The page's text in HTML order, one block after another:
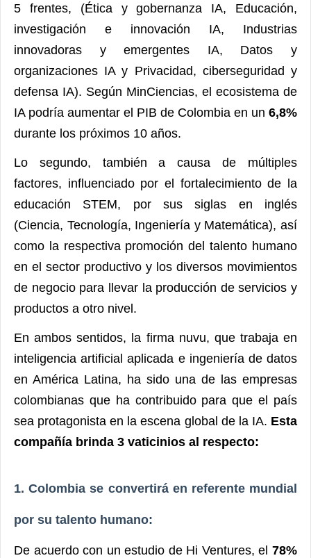
5 frentes, (Ética y gobernanza IA, Educación,
investigación e innovación IA, Industrias
innovadoras y emergentes IA, Datos y
organizaciones IA y Privacidad, ciberseguridad y
defensa IA). Según MinCiencias, el ecosistema de
IA podría aumentar el PIB de Colombia en un 6,8%
durante los próximos 10 años.
Lo segundo, también a causa de múltiples
factores, influenciado por el fortalecimiento de la
educación STEM, por sus siglas en inglés
(Ciencia, Tecnología, Ingeniería y Matemática), así
como la respectiva promoción del talento humano
en el sector productivo y los diversos movimientos
de negocio para llevar la producción de servicios y
productos a otro nivel.
En ambos sentidos, la firma nuvu, que trabaja en
inteligencia artificial aplicada e ingeniería de datos
en América Latina, ha sido una de las empresas
colombianas que ha contribuido para que el país
sea protagonista en la escena global de la IA. Esta
compañía brinda 3 vaticinios al respecto:
1. Colombia se convertirá en referente mundial
por su talento humano:
De acuerdo con un estudio de Hi Ventures, el 78%